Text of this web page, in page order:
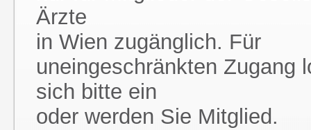
Ärzte
in Wien zugänglich. Für
uneingeschränkten Zugang
sich bitte ein
oder werden Sie Mitglied.